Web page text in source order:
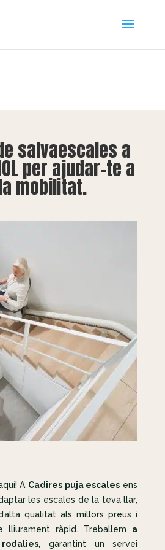
salvaescales a
per ajudar-te a
mobilitat.
A Cadires puja escales ens
les escales de la teva llar,
qualitat als millors preus i
lliurament ràpid. Treballem a
rodalies, garantint un servei